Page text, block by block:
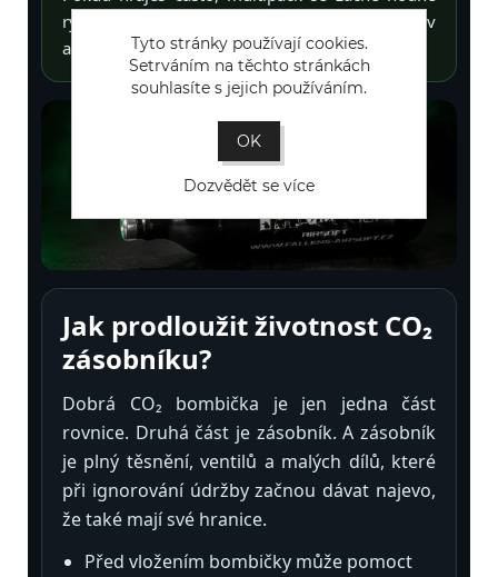
rychle tvářit jako rozumné rozhodnutí. Což je v
airsoftu příjemná změna.
Jak prodloužit životnost CO₂
zásobníku?
Dobrá CO₂ bombička je jen jedna část
rovnice. Druhá část je zásobník. A zásobník
je plný těsnění, ventilů a malých dílů, které
při ignorování údržby začnou dávat najevo,
že také mají své hranice.
Před vložením bombičky může pomoct
Tyto stránky používají cookies.
Setrváním na těchto stránkách
souhlasíte s jejich používáním.
OK
Dozvědět se více